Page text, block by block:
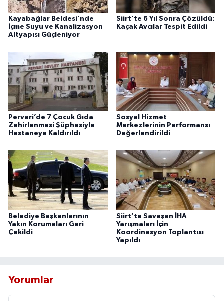
Kayabağlar Beldesi'nde
İçme Suyu ve Kanalizasyon
Altyapısı Güçleniyor
Siirt'te 6 Yıl Sonra Çözüldü:
Kaçak Avcılar Tespit Edildi
Pervari’de 7 Çocuk Gıda
Zehirlenmesi Şüphesiyle
Hastaneye Kaldırıldı
Sosyal Hizmet
Merkezlerinin Performansı
Değerlendirildi
Belediye Başkanlarının
Yakın Korumaları Geri
Çekildi
Siirt’te Savaşan İHA
Yarışmaları İçin
Koordinasyon Toplantısı
Yapıldı
Yorumlar